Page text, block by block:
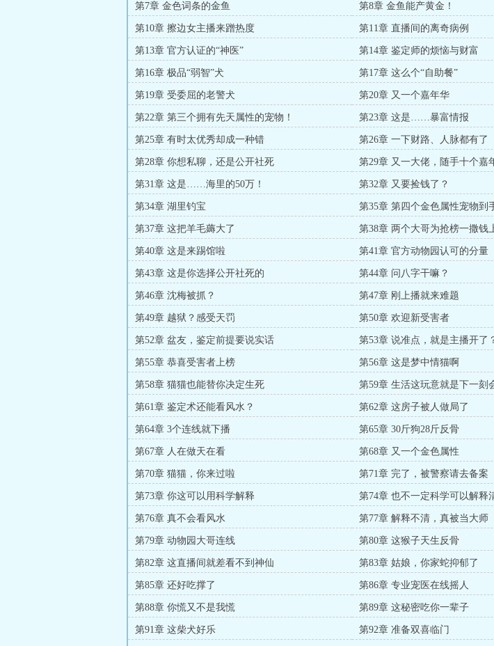
第7章 金色词条的金鱼 第8章 金鱼能产黄金！
第10章 擦边女主播来蹭热度 第11章 直播间的离奇病例
第13章 官方认证的“神医” 第14章 鉴定师的烦恼与财富
第16章 极品“弱智”犬 第17章 这么个“自助餐”
第19章 受委屈的老警犬 第20章 又一个嘉年华
第22章 第三个拥有先天属性的宠物！ 第23章 这是……暴富情报
第25章 有时太优秀却成一种错 第26章 一下财路、人脉都有了
第28章 你想私聊，还是公开社死 第29章 又一大佬，随手十个嘉
第31章 这是……海里的50万！ 第32章 又要捡钱了？
第34章 湖里钓宝 第35章 第四个金色属性宠物到
第37章 这把羊毛薅大了 第38章 两个大哥为抢榜一撒钱
第40章 这是来踢馆啦 第41章 官方动物园认可的分量
第43章 这是你选择公开社死的 第44章 问八字干嘛？
第46章 沈梅被抓？ 第47章 刚上播就来难题
第49章 越狱？感受天罚 第50章 欢迎新受害者
第52章 盆友，鉴定前提要说实话 第53章 说准点，就是主播开了
第55章 恭喜受害者上榜 第56章 这是梦中情猫啊
第58章 猫猫也能替你决定生死 第59章 生活这玩意就是下一刻
第61章 鉴定术还能看风水？ 第62章 这房子被人做局了
第64章 3个连线就下播 第65章 30斤狗28斤反骨
第67章 人在做天在看 第68章 又一个金色属性
第70章 猫猫，你来过啦 第71章 完了，被警察请去备案
第73章 你这可以用科学解释 第74章 也不一定科学可以解释
第76章 真不会看风水
第77章 解释不清，真被当大师
爆更）
第79章 动物园大哥连线 第80章 这猴子天生反骨
第82章 这直播间就差看不到神仙 第83章 姑娘，你家蛇抑郁了
第85章 还好吃撑了 第86章 专业宠医在线摇人
第88章 你慌又不是我慌 第89章 这秘密吃你一辈子
第91章 这柴犬好乐 第92章 准备双喜临门